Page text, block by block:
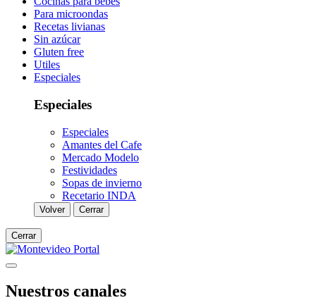
Para microondas
Recetas livianas
Sin azúcar
Gluten free
Utiles
Especiales
Especiales
Especiales
Amantes del Cafe
Mercado Modelo
Festividades
Sopas de invierno
Recetario INDA
Volver Cerrar
Cerrar
Nuestros canales